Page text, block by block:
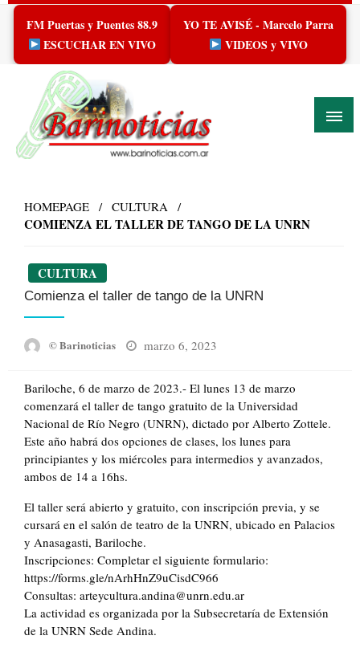
Skip
content
FM Puertas y Puentes 88.9
ESCUCHAR EN VIVO
YO TE AVISÉ - Marcelo Parra
VIDEOS y VIVO
HOMEPAGE CULTURA
COMIENZA EL TALLER DE TANGO DE LA UNRN
CULTURA
Comienza el taller de tango de la UNRN
© Barinoticias
Posted
marzo 6, 2023
Bariloche, 6 de marzo de 2023.- El lunes 13 de marzo
comenzará el taller de tango gratuito de la Universidad
Nacional de Río Negro (UNRN), dictado por Alberto Zottele.
Este año habrá dos opciones de clases, los lunes para
principiantes y los miércoles para intermedios y avanzados,
ambos de 14 a 16hs.
El taller será abierto y gratuito, con inscripción previa, y se
cursará en el salón de teatro de la UNRN, ubicado en Palacios
y Anasagasti, Bariloche.
Inscripciones: Completar el siguiente formulario:
https://forms.gle/nArhHnZ9uCisdC966
Consultas: arteycultura.andina@unrn.edu.ar
La actividad es organizada por la Subsecretaría de Extensión
de la UNRN Sede Andina.